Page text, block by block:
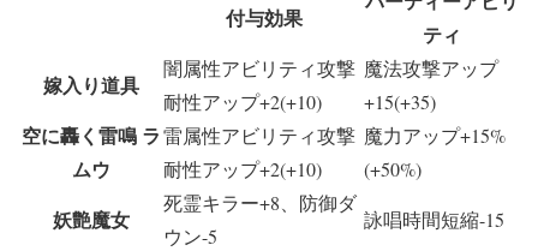
付与効果
ティ
嫁入り道具
闇属性アビリティ攻撃
耐性アップ+2(+10)
魔法攻撃アップ
+15(+35)
空に轟く雷鳴 ラ
ムウ
雷属性アビリティ攻撃
耐性アップ+2(+10)
魔力アップ+15%
(+50%)
妖艶魔女
死霊キラー+8、防御ダ
ウン-5
詠唱時間短縮-15